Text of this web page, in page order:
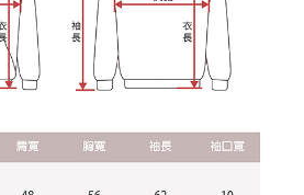
取款項。因使用本服務所須提供之個人資料(包
，收件人姓名、電話、收件地址)，將交付予
內運用。關於 AFTEE 對於個人資料之蒐集、
網之『個人資料蒐集、處理及利用告知聲明』
）。
法定代理人或監護人之同意方可使用